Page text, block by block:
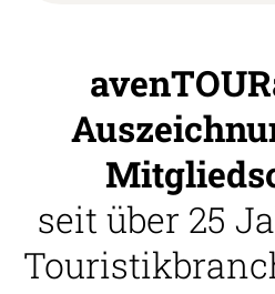
seit über 25